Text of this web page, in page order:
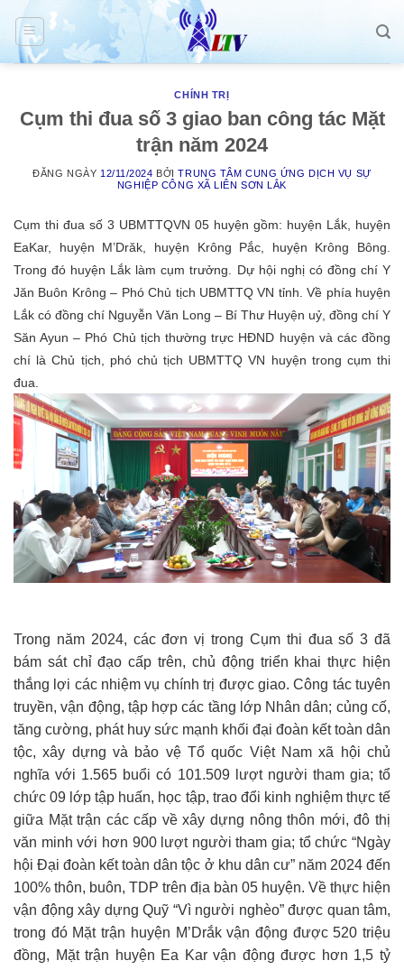
Skip
content
CHÍNH TRỊ
Cụm thi đua số 3 giao ban công tác Mặt
trận năm 2024
ĐĂNG NGÀY 12/11/2024 BỞITRUNG TÂM CUNG ỨNG DỊCH VỤ SỰ
NGHIỆP CÔNG XÃ LIÊN SƠN LẮK
Cụm thi đua số 3 UBMTTQVN 05 huyện gồm: huyện Lắk, huyện
EaKar, huyện M’Drăk, huyện Krông Pắc, huyện Krông Bông.
Trong đó huyện Lắk làm cụm trưởng. Dự hội nghị có đồng chí Y
Jăn Buôn Krông – Phó Chủ tịch UBMTTQ VN tỉnh. Về phía huyện
Lắk có đồng chí Nguyễn Văn Long – Bí Thư Huyện uỷ, đồng chí Y
Săn Ayun – Phó Chủ tịch thường trực HĐND huyện và các đồng
chí là Chủ tịch, phó chủ tịch UBMTTQ VN huyện trong cụm thi
đua.
Trong năm 2024, các đơn vị trong Cụm thi đua số 3 đã
bám sát chỉ đạo cấp trên, chủ động triển khai thực hiện
thắng lợi các nhiệm vụ chính trị được giao. Công tác tuyên
truyền, vận động, tập hợp các tầng lớp Nhân dân; củng cố,
tăng cường, phát huy sức mạnh khối đại đoàn kết toàn dân
tộc, xây dựng và bảo vệ Tổ quốc Việt Nam xã hội chủ
nghĩa với 1.565 buổi có 101.509 lượt người tham gia; tổ
chức 09 lớp tập huấn, học tập, trao đổi kinh nghiệm thực tế
giữa Mặt trận các cấp về xây dựng nông thôn mới, đô thị
văn minh với hơn 900 lượt người tham gia; tổ chức “Ngày
hội Đại đoàn kết toàn dân tộc ở khu dân cư” năm 2024 đến
100% thôn, buôn, TDP trên địa bàn 05 huyện. Về thực hiện
vận động xây dựng Quỹ “Vì người nghèo” được quan tâm,
trong đó Mặt trận huyện M’Drắk vận động được 520 triệu
đồng, Mặt trận huyện Ea Kar vận động được hơn 1,5 tỷ